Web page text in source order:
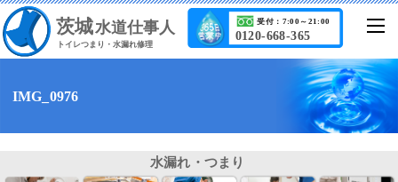
茨城水道仕事人
トイレつまり・水漏れ修理
0120-668-365
受付：7:00～21:00
IMG_0976
水漏れ・つまり